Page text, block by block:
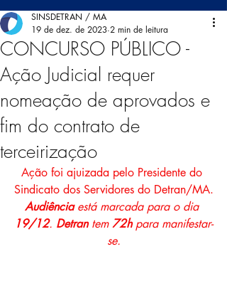
CONCURSO PÚBLICO -
Ação Judicial requer
nomeação de aprovados e
fim do contrato de
terceirização
SINSDETRAN / MA
19 de dez. de 2023 2 min de leitura
Ação foi ajuizada pelo Presidente do
Sindicato dos Servidores do Detran/MA.
Audiência está marc﻿ada para o dia
19/12. Detran tem 72h para manifestar-
se.